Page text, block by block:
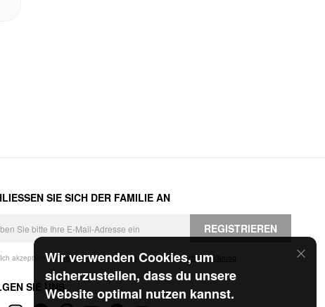
Wir verwenden Cookies, um
sicherzustellen, dass du unsere
Website optimal nutzen kannst.
SIE SICH DER FAMILIE AN
REGISTRIEREN
Ich akzeptiere dieGeschäftsbedingungen und die Datenschutzerklärung
SIE UNS